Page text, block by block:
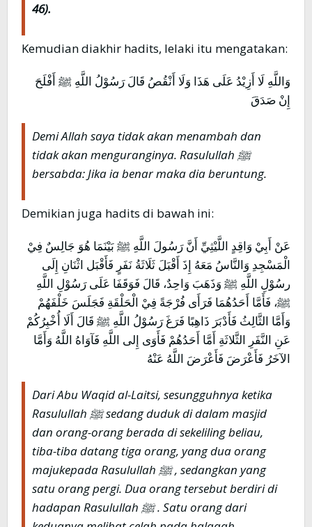
46).
Kemudian diakhir hadits, lelaki itu mengatakan:
وَاللَّهِ لَا أَزِيْدُ عَلَى هَذَا وَلَا أَنْقُصُ قَالَ رَسُوْلُ اللَّهِ ﷺ أَفْلَحَ
إِنْ صَدَقَ
Demi Allah saya tidak akan menambah dan
tidak akan menguranginya. Rasulullah ﷺ
bersabda: Jika ia benar maka dia beruntung.
Demikian juga hadits di bawah ini:
عَنْ أَبِيْ وَاقِدٍ اللَّيْثِيِّ أَنَّ رَسُولَ اللَّهِ ﷺ بَيْنَمَا هُوَ جَالِسٌ فِيْ
الْمَسْجِدِ وَالنَّاسُ مَعَهُ إِذَ أَقْبَلَ ثَلَاثَةُ نَفَرٍ فَأَقْبَل اثْنَانِ إِلَى
رسُوْلِ اللَّهِ ﷺ وَذَهَبَ وَاحِدٌ، قَالَ فَوَقَفَا عَلَى رَسُوْلِ اللَّهِ
ﷺ، فَأَمَّا أَحَدُهُمَا فَرَأَى فُرْجَةً فِيْ الْحَلْقَةِ فَجَلَسَ خَلْفَهُمْ
وَأَمَّا الثَّالِثُ فَأَدْبَرَ ذَاهِبًا فَرَغَ رَسُوْلُ اللَّهِ ﷺ قَالَ أَلَا أُخْبِرُكُمْ
عَنِ النَّفَرِ الثَّلاثَةِ أَمَّا أَحَدُهُمْ فَأَوَى إِلى اللَّهِ فَآوَاهُ اللَّهُ وَأَمَّا
الآخَرُ فَأَعْرَضَ فَأَعْرَضَ اللَّهُ عَنْهُ
Dari Abu Waqid al-Laitsi, sesungguhnya ketika
Rasulullah ﷺ sedang duduk di dalam masjid
dan orang-orang berada di sekeliling beliau,
tiba-tiba datang tiga orang, yang dua orang
majukepada Rasulullah ﷺ , sedangkan yang
satu orang pergi. Dua orang tersebut berdiri di
hadapan Rasulullah ﷺ . Satu orang dari